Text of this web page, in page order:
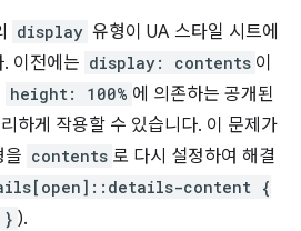
display 유형이 UA 스타일 시트에
이전에는 display: contents 이
height: 100% 에 의존하는 공개된
하게 작용할 수 있습니다. 이 문제가
을 contents 로 다시 설정하여 해결
content {
} ).